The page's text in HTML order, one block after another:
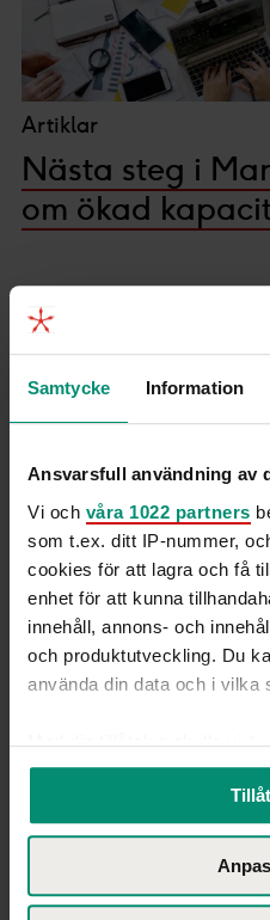
Samtycke Information
Ansvarsfull användning av
Vi och våra 1022 partners
som t.ex. ditt IP-nummer,
cookies för att lagra och få
enhet för att kunna
innehåll, annons- och
och produktutveckling. Du
använda din data och i vilka
Med din tillåtelse skulle vi
som kan ha en
Identifiera din enhet
för specifika
Ta reda på mer om hur dina
Artiklar
Nästa steg i
om ökad
I över 30 år har Hammer &
utvecklingen inom